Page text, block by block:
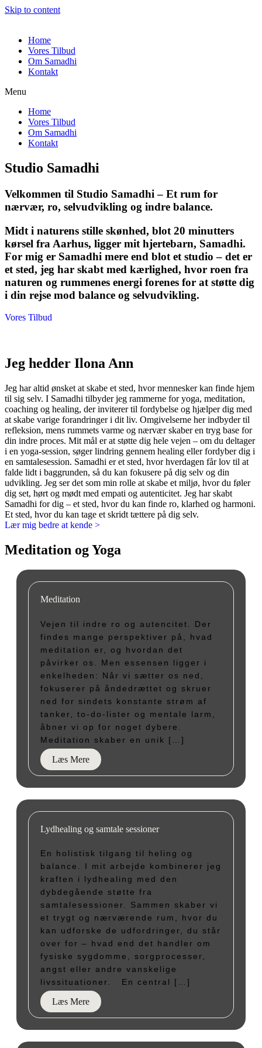
Skip to content
Home
Vores Tilbud
Om Samadhi
Kontakt
Menu
Home
Vores Tilbud
Om Samadhi
Kontakt
Studio Samadhi
Velkommen til Studio Samadhi – Et rum for
nærvær, ro, selvudvikling og indre balance.
Midt i naturens stille skønhed, blot 20 minutters
kørsel fra Aarhus, ligger mit hjertebarn, Samadhi.
For mig er Samadhi mere end blot et studio – det er
et sted, jeg har skabt med kærlighed, hvor roen fra
naturen og rummenes energi forenes for at støtte dig
i din rejse mod balance og selvudvikling.
Vores Tilbud
Jeg hedder Ilona Ann
Jeg har altid ønsket at skabe et sted, hvor mennesker kan finde hjem
til sig selv. I Samadhi tilbyder jeg rammerne for yoga, meditation,
coaching og healing, der inviterer til fordybelse og hjælper dig med
at skabe varige forandringer i dit liv. Omgivelserne her indbyder til
refleksion, mens rummets varme og nærvær skaber en tryg base for
din indre proces. Mit mål er at støtte dig hele vejen – om du deltager
i en yoga-session, søger lindring gennem healing eller fordyber dig i
en samtalesession. Samadhi er et sted, hvor hverdagen får lov til at
falde lidt i baggrunden, så du kan fokusere på dig selv og din
udvikling. Jeg ser det som min rolle at skabe et miljø, hvor du føler
dig set, hørt og mødt med empati og autenticitet. Jeg har skabt
Samadhi for dig – et sted, hvor du kan finde ro, klarhed og harmoni.
Et sted, hvor du kan tage et skridt tættere på dig selv.
Lær mig bedre at kende >
Meditation og Yoga
Meditation
Vejen til indre ro og autencitet. Der
findes mange perspektiver på, hvad
meditation er, og hvordan det
påvirker os. Men essensen ligger i
enkelheden: Når vi sætter os ned,
fokuserer på åndedrættet og skruer
ned for sindets konstante strøm af
tanker, to-do-lister og mentale larm,
åbner vi op for noget dybere.
Meditation skaber en unik […]
Læs Mere
Lydhealing og samtale sessioner
En holistisk tilgang til heling og
balance. I mit arbejde kombinerer jeg
kraften i lydhealing med den
dybdegående støtte fra
samtalesessioner. Sammen skaber vi
et trygt og nærværende rum, hvor du
kan udforske de udfordringer, du står
over for – hvad end det handler om
fysiske sygdomme, sorgprocesser,
angst eller andre vanskelige
livssituationer. En central […]
Læs Mere